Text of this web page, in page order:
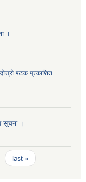
।
पटक प्रकाशित
सूचना ।
last »